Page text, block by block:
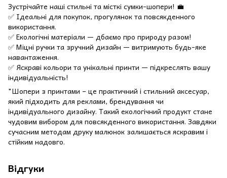
Зустрічайте наші стильні та місткі сумки-шопери! 💼
✅ Ідеальні для покупок, прогулянок та повсякденного
використання.
✅ Екологічні матеріали — дбаємо про природу разом!
✅ Міцні ручки та зручний дизайн — витримують будь-яке
навантаження.
✅ Яскраві кольори та унікальні принти — підкреслять вашу
індивідуальність!
"Шопери з принтами – це практичний і стильний аксесуар,
який підходить для реклами, брендування чи
індивідуального дизайну. Такий екологічний продукт стане
чудовим вибором для повсякденного використання. Завдяки
сучасним методам друку малюнок залишається яскравим і
стійким надовго.
Відгуки